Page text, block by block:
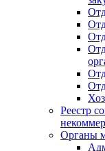
Реестр
Органы